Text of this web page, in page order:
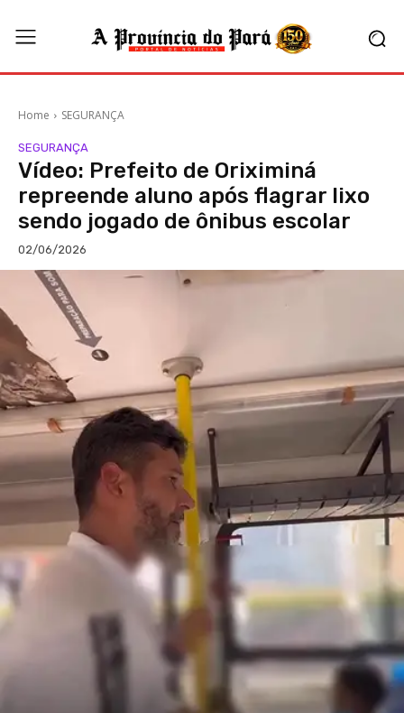
Home SEGURANÇA
SEGURANÇA
Vídeo: Prefeito de Oriximiná
repreende aluno após flagrar lixo
sendo jogado de ônibus escolar
02/06/2026